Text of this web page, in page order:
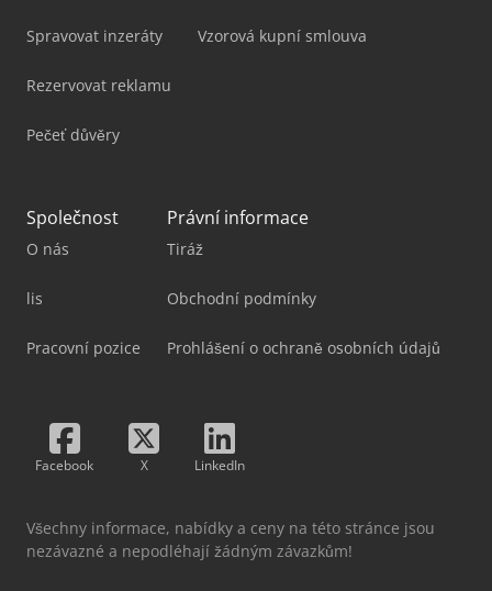
Spravovat inzeráty
Rezervovat reklamu
Pečeť důvěry
Vzorová kupní smlouva
Společnost
O nás
lis
Pracovní pozice
Právní informace
Tiráž
Obchodní podmínky
Prohlášení o ochraně osobních údajů
Facebook X LinkedIn
Všechny informace, nabídky a ceny na této stránce jsou
nezávazné a nepodléhají žádným závazkům!